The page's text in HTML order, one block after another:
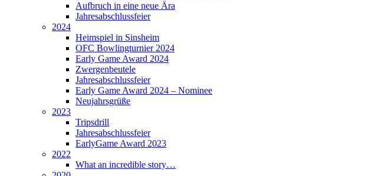
Aufbruch in eine neue Ära
Jahresabschlussfeier
2024
Heimspiel in Sinsheim
OFC Bowlingturnier 2024
Early Game Award 2024
Zwergenbeutele
Jahresabschlussfeier
Early Game Award 2024 – Nominee
Neujahrsgrüße
2023
Tripsdrill
Jahresabschlussfeier
EarlyGame Award 2023
2022
What an incredible story…